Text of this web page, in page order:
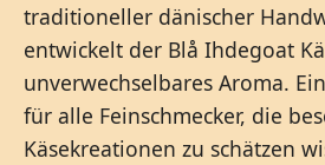
traditioneller dänischer
entwickelt der Blå Ihdegoat
unverwechselbares Aroma.
für alle Feinschmecker, die
Käsekreationen zu schätzen